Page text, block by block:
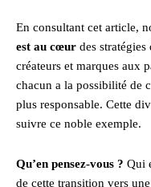
En consultant cet article,
est au cœur des
créateurs et marques aux
chacun a la possibilité de
plus responsable. Cette
suivre ce noble exemple.
Qu’en pensez-vous ? Qui
de cette transition vers